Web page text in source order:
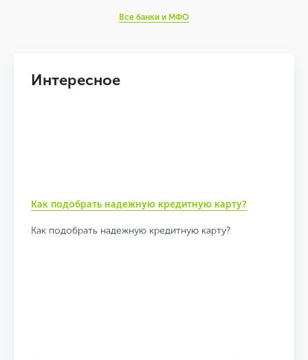
Все банки и МФО
Интересное
Как подобрать надежную кредитную карту?
Как подобрать надежную кредитную карту?